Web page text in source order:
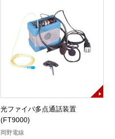
光ファイバ多点通話装置
(FT9000)
岡野電線